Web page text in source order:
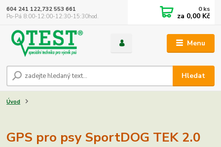
Menu
Hledat
604 241 122,732 553 661
Po-Pá 8:00-12:00-12:30-15:30hod.
0ks
za 0,00 Kč
Úvod
GPS pro psy SportDOG TEK 2.0